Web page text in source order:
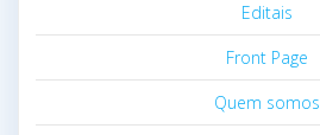
Editais
Front Page
Quem somos